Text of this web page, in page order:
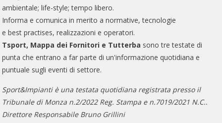
ambientale; life-style; tempo libero.
Informa e comunica in merito a normative, tecnologie
e best practises, realizzazioni e operatori.
Tsport, Mappa dei Fornitori e Tutterba sono tre testate di
punta che entrano a far parte di un'informazione quotidiana e
puntuale sugli eventi di settore.
Sport&Impianti è una testata quotidiana registrata presso il
Tribunale di Monza n.2/2022 Reg. Stampa e n.7019/2021 N.C..
Direttore Responsabile Bruno Grillini